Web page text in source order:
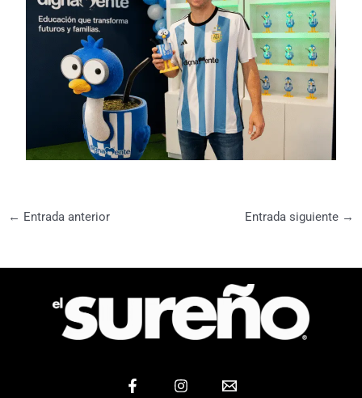
← Entrada anterior Entrada siguiente →